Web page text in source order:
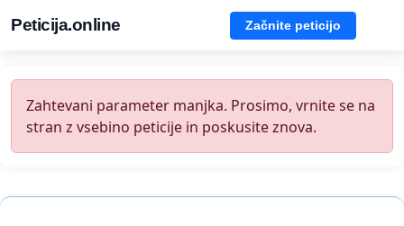
Peticija.online Začnite peticijo
Zahtevani parameter manjka. Prosimo, vrnite se na
stran z vsebino peticije in poskusite znova.